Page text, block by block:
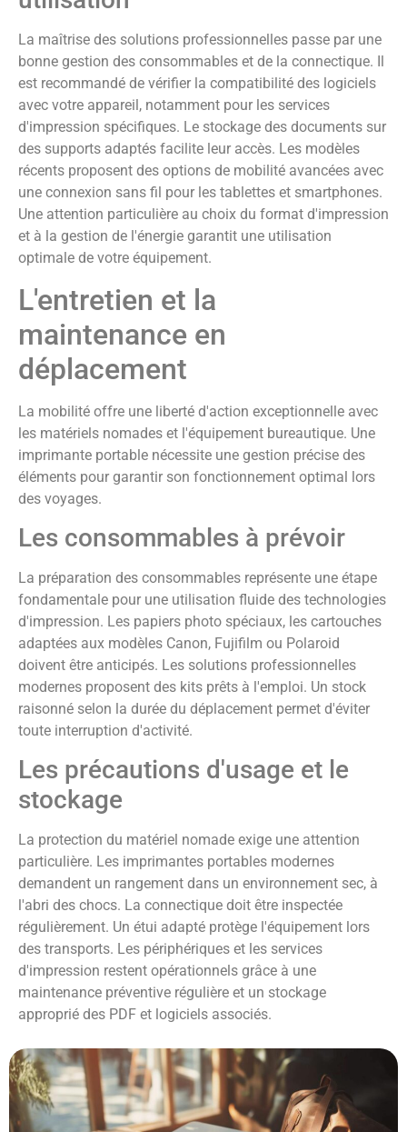
La maîtrise des solutions professionnelles passe par une
bonne gestion des consommables et de la connectique. Il
est recommandé de vérifier la compatibilité des logiciels
avec votre appareil, notamment pour les services
d'impression spécifiques. Le stockage des documents sur
des supports adaptés facilite leur accès. Les modèles
récents proposent des options de mobilité avancées avec
une connexion sans fil pour les tablettes et smartphones.
Une attention particulière au choix du format d'impression
et à la gestion de l'énergie garantit une utilisation
optimale de votre équipement.
L'entretien et la
maintenance en
déplacement
La mobilité offre une liberté d'action exceptionnelle avec
les matériels nomades et l'équipement bureautique. Une
imprimante portable nécessite une gestion précise des
éléments pour garantir son fonctionnement optimal lors
des voyages.
Les consommables à prévoir
La préparation des consommables représente une étape
fondamentale pour une utilisation fluide des technologies
d'impression. Les papiers photo spéciaux, les cartouches
adaptées aux modèles Canon, Fujifilm ou Polaroid
doivent être anticipés. Les solutions professionnelles
modernes proposent des kits prêts à l'emploi. Un stock
raisonné selon la durée du déplacement permet d'éviter
toute interruption d'activité.
Les précautions d'usage et le
stockage
La protection du matériel nomade exige une attention
particulière. Les imprimantes portables modernes
demandent un rangement dans un environnement sec, à
l'abri des chocs. La connectique doit être inspectée
régulièrement. Un étui adapté protège l'équipement lors
des transports. Les périphériques et les services
d'impression restent opérationnels grâce à une
maintenance préventive régulière et un stockage
approprié des PDF et logiciels associés.